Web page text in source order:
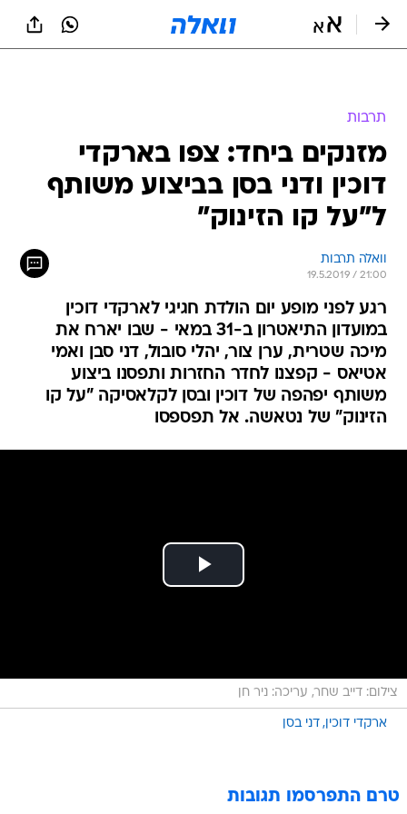
תרבות
מזנקים ביחד: צפו בארקדי
דוכין ודני בסן בביצוע משותף
ל"על קו הזינוק"
וואלה תרבות
19.5.2019 / 21:00
רגע לפני מופע יום הולדת חגיגי לארקדי דוכין
במועדון התיאטרון ב-31 במאי - שבו יארח את
מיכה שטרית, ערן צור, יהלי סובול, דני סבן ואמי
אטיאס - קפצנו לחדר החזרות ותפסנו ביצוע
משותף יפהפה של דוכין ובסן לקלאסיקה "על קו
הזינוק" של נטאשה. אל תפספסו
צילום: דייב שחר, עריכה: ניר חן
ארקדי דוכין דני בסן
טרם התפרסמו תגובות